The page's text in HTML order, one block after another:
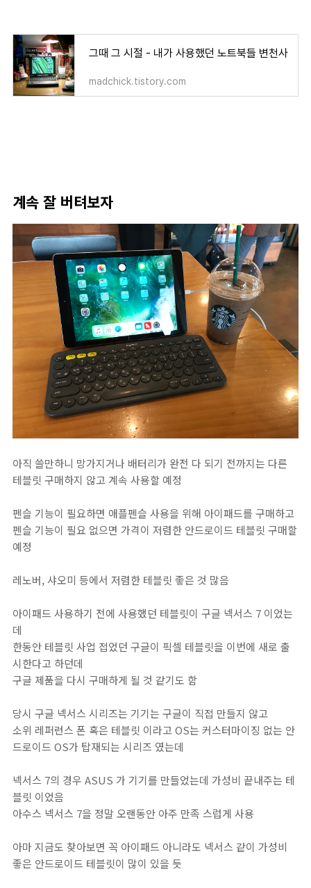
그때 그 시절 - 내가 사용했던 노트북들 변천사
madchick.tistory.com
계속 잘 버텨보자
아직 쓸만하니 망가지거나 배터리가 완전 다 되기 전까지는 다른
테블릿 구매하지 않고 계속 사용할 예정
펜슬 기능이 필요하면 애플펜슬 사용을 위해 아이패드를 구매하고
펜슬 기능이 필요 없으면 가격이 저렴한 안드로이드 테블릿 구매할
예정
레노버, 샤오미 등에서 저렴한 테블릿 좋은 것 많음
아이패드 사용하기 전에 사용했던 테블릿이 구글 넥서스 7 이었는
데
한동안 테블릿 사업 접었던 구글이 픽셀 테블릿을 이번에 새로 출
시한다고 하던데
구글 제품을 다시 구매하게 될 것 같기도 함
당시 구글 넥서스 시리즈는 기기는 구글이 직접 만들지 않고
소위 레퍼런스 폰 혹은 테블릿 이라고 OS는 커스터마이징 없는 안
드로이드 OS가 탑재되는 시리즈 였는데
넥서스 7의 경우 ASUS 가 기기를 만들었는데 가성비 끝내주는 테
블릿 이었음
아수스 넥서스 7을 정말 오랜동안 아주 만족 스럽게 사용
아마 지금도 찾아보면 꼭 아이패드 아니라도 넥서스 같이 가성비
좋은 안드로이드 테블릿이 많이 있을 듯